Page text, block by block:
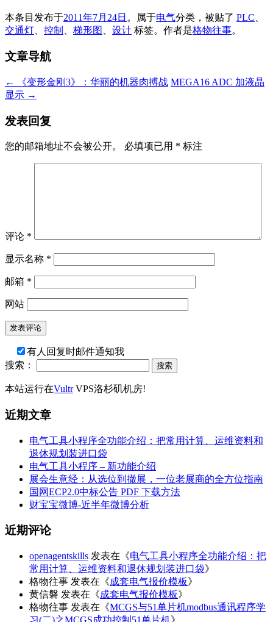
本条目发布于2011年7月24日 。属于电气分类，被贴了 PLC
交通灯
控制 梯形图 设计 标签。 作者是格物往事。
文章导航
← 《变形金刚3》：华丽的机器肉搏战 MEGA16 ADC 加液晶
显示 →
发表回复
您的邮箱地址不会被公开。 必填项已用 * 标注
评论 *
显示名称 *
邮箱 *
网站
有人回复时邮件通知我
搜索：
本站运行在VultrVPS洛杉矶机房!
近期文章
电气工具小程序全功能介绍：把常用计算、运维资料和
退休规划装进口袋
电气工具小程序 – 新功能介绍
展会生意经：从选位到撤展，一位老展商的全方位指南
国网ECP2.0中标公告 PDF 下载方法
财宝宝微博-近半年微博分析
近期评论
openagentskills 发表在《电气工具小程序全功能介绍：把
常用计算、运维资料和退休规划装进口袋》
格物往事 发表在《成套电气报价模板》
黄信磐 发表在《成套电气报价模板》
格物往事 发表在《MCGS与51单片机modbus通讯程序学
习(二)之MCGS成功控制51单片机 》